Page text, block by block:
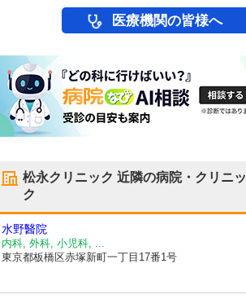
医療機関の皆様へ
松永クリニック 近隣の病院・クリニッ
ク
水野醫院
内科, 外科, 小児科, ...
東京都板橋区赤塚新町一丁目17番1号